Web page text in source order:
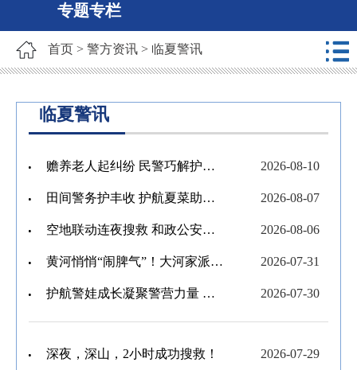
专题专栏
首页 > 警方资讯 > 临夏警讯
临夏警讯
赡养老人起纠纷 民警巧解护亲情 2026-08-10
田间警务护丰收 护航夏菜助振兴 2026-08-07
空地联动连夜搜救 和政公安成功找回失联少年 2026-08-06
黄河悄悄“闹脾气”！大河家派出所花式巡河暖心守护 2026-07-31
护航警娃成长凝聚警营力量 临夏公安暑期警娃托管班与夏令营同步开启 2026-07-30
深夜，深山，2小时成功搜救！ 2026-07-29